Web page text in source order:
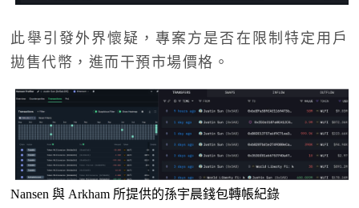
此舉引發外界懷疑，專案方是否在限制特定用戶
拋售代幣，進而干預市場價格。
Nansen 與 Arkham 所提供的孫宇晨錢包轉帳紀錄